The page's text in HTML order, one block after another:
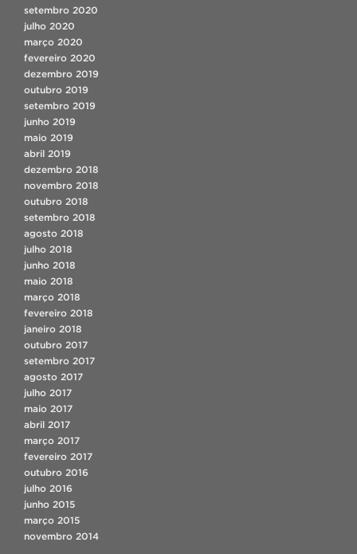
setembro 2020
julho 2020
março 2020
fevereiro 2020
dezembro 2019
outubro 2019
setembro 2019
junho 2019
maio 2019
abril 2019
dezembro 2018
novembro 2018
outubro 2018
setembro 2018
agosto 2018
julho 2018
junho 2018
maio 2018
março 2018
fevereiro 2018
janeiro 2018
outubro 2017
setembro 2017
agosto 2017
julho 2017
maio 2017
abril 2017
março 2017
fevereiro 2017
outubro 2016
julho 2016
junho 2015
março 2015
novembro 2014